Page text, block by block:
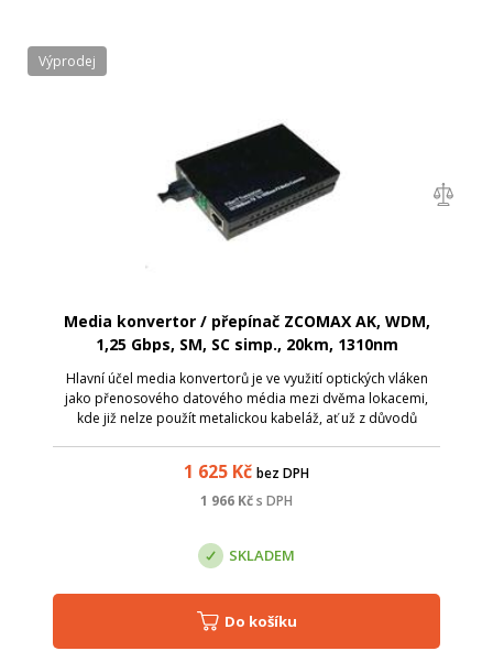
Media konvertor / přepínač ZCOMAX AK, WDM,
1,25 Gbps, SM, SC simp., 20km, 1310nm
Hlavní účel media konvertorů je ve využití optických vláken
jako přenosového datového média mezi dvěma lokacemi,
kde již nelze použít metalickou kabeláž, ať už z důvodů
1 625 Kč bez DPH
1 966 Kčs DPH
Výprodej
SKLADEM
Do košíku